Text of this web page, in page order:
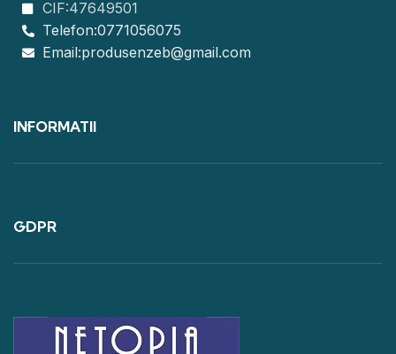
CIF:47649501
Telefon:0771056075
Email:produsenzeb@gmail.com
INFORMATII
GDPR